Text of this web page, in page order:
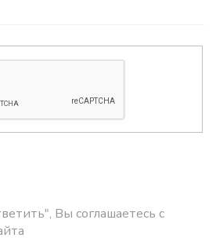
Вы соглашаетесь с